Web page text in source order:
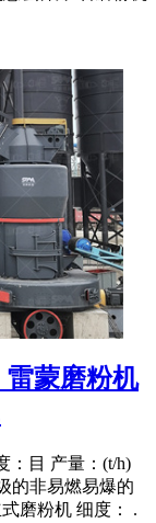
雷蒙磨粉机
：目 产量：(t/h)
的非易燃易爆的
磨粉机 细度： .